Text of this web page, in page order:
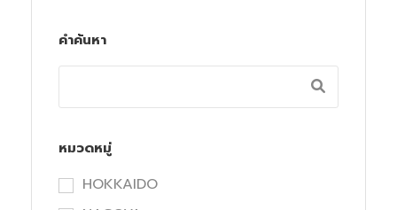
คำค้นหา
หมวดหมู่
HOKKAIDO